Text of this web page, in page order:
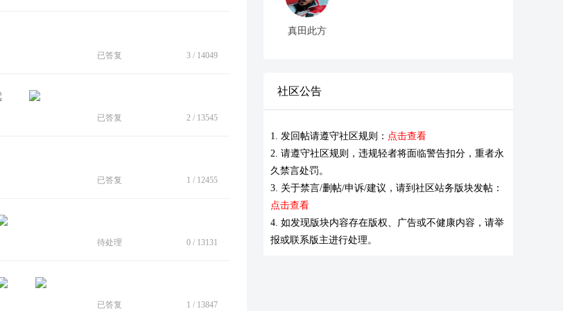
已答复 3 / 14049
已答复 2 / 13545
已答复 1 / 12455
待处理 0 / 13131
已答复 1 / 13847
真田此方
社区公告
1. 发回帖请遵守社区规则： 点击查看
2. 请遵守社区规则，违规轻者将面临警告扣分，重者永
久禁言处罚。
3. 关于禁言/删帖/申诉/建议，请到社区站务版块发帖：
点击查看
4. 如发现版块内容存在版权、广告或不健康内容，请举
报或联系版主进行处理。